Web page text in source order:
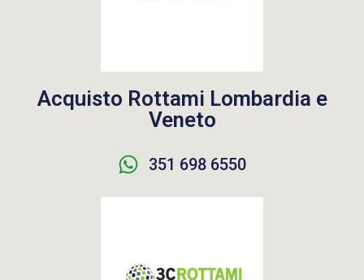
Acquisto Rottami Lombardia e
Veneto
351 698 6550